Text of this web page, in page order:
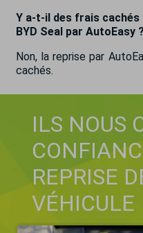
Y a-t-il des frais cachés
BYD Seal par AutoEasy ?
Non, la reprise par
cachés.
ILS NOUS
REPRISE
VÉHICULE